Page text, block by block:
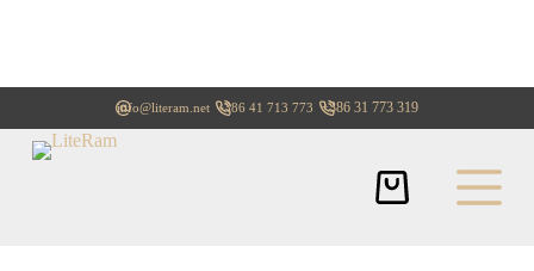
info@literam.net +386 41 713 773 +386 31 773 319